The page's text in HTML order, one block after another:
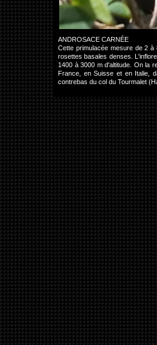
ANDROSACE CARNÉE
Cette primulacée mesure de 2
rosettes basales denses.
1400 à 3000 m d'altitude. On la
France, en Suisse et en Italie,
contrebas du col du Tourmalet